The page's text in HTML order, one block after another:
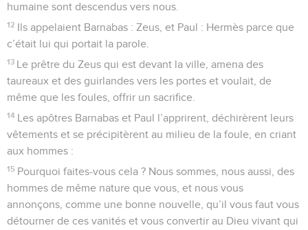
humaine sont descendus vers nous.
12 Ils appelaient Barnabas : Zeus, et Paul : Hermès parce que
c’était lui qui portait la parole.
13 Le prêtre du Zeus qui est devant la ville, amena des
taureaux et des guirlandes vers les portes et voulait, de
même que les foules, offrir un sacrifice.
14 Les apôtres Barnabas et Paul l’apprirent, déchirèrent leurs
vêtements et se précipitèrent au milieu de la foule, en criant
aux hommes :
15 Pourquoi faites-vous cela ? Nous sommes, nous aussi, des
hommes de même nature que vous, et nous vous
annonçons, comme une bonne nouvelle, qu’il vous faut vous
détourner de ces vanités et vous convertir au Dieu vivant qui